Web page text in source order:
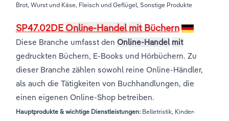
Brot, Wurst und Käse, Fleisch und Geflügel, Sonstige Produkte
SP47.02DE Online-Handel mitBüchern
Diese Branche umfasst den Online-Handel mit
gedruckten Büchern, E-Books und Hörbüchern. Zu
dieser Branche zählen sowohl reine Online-Händler,
als auch die Tätigkeiten von Buchhandlungen, die
einen eigenen Online-Shop betreiben.
Hauptprodukte & wichtige Dienstleistungen:Belletristik, Kinder-